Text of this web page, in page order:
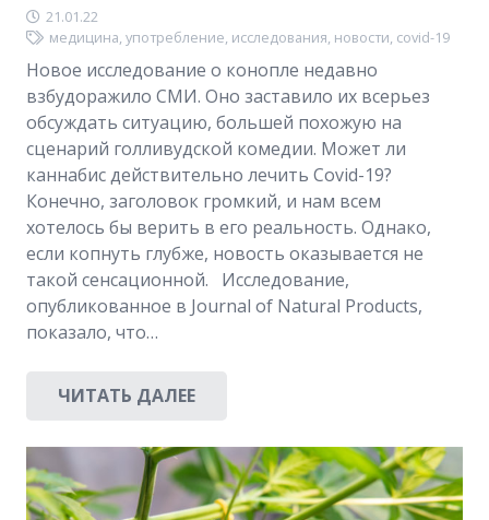
21.01.22
медицина,употребление, исследования, новости, covid-19
Новое исследование о конопле недавно
взбудоражило СМИ. Оно заставило их всерьез
обсуждать ситуацию, большей похожую на
сценарий голливудской комедии. Может ли
каннабис действительно лечить Covid-19?
Конечно, заголовок громкий, и нам всем
хотелось бы верить в его реальность. Однако,
если копнуть глубже, новость оказывается не
такой сенсационной. Исследование,
опубликованное в Journal of Natural Products,
показало, что…
ЧИТАТЬ ДАЛЕЕ